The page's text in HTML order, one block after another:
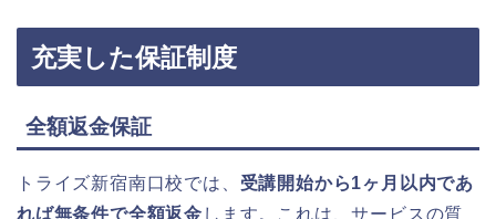
充実した保証制度
全額返金保証
トライズ新宿南口校では、 受講開始から1ヶ月以内であ
れば無条件で全額返金 します。これは、サービスの質